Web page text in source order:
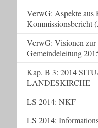
VerwG: Aspekte aus
Kommissionsbericht
VerwG: Visionen zur
Gemeindeleitung
Kap. B 3: 2014
LANDESKIRCHE
LS 2014: NKF
LS 2014: